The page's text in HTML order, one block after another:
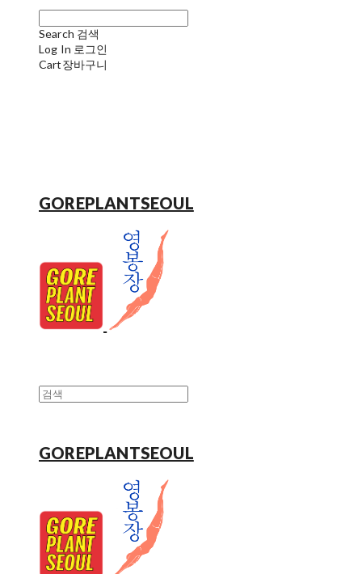
Search 검색
Log In 로그인
Cart장바구니
GOREPLANTSEOUL
GOREPLANTSEOUL